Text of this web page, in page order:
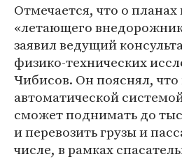
Отмечается, что о
«летающего
заявил ведущий
физико-технических
Чибисов. Он пояснял,
автоматической
сможет поднимать до
и перевозить грузы и
числе, в рамках